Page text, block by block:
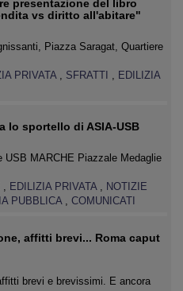
presentazione del libro
vs diritto all'abitare"
Piazza Saragat, Quartiere
PRIVATA , SFRATTI , EDILIZIA
lo sportello di ASIA-USB
USB MARCHE Piazzale Medaglie
, EDILIZIA PRIVATA , NOTIZIE
PUBBLICA , COMUNICATI
affitti brevi... Roma caput
brevi e brevissimi. E ancora